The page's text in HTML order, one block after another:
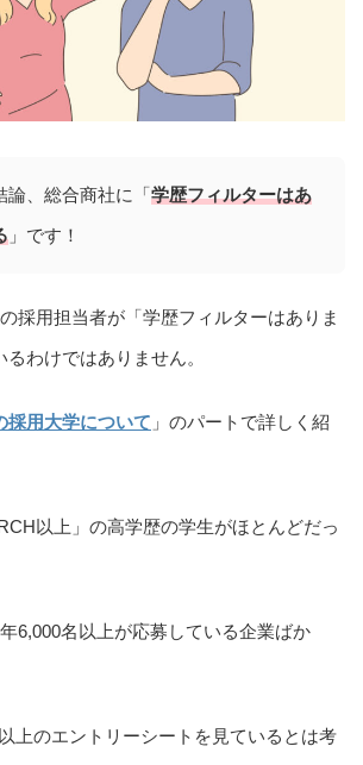
論、総合商社に「学歴フィルターはあ
」です！
採用担当者が「学歴フィルターはありま
わけではありません。
採用大学について 」のパートで詳しく紹
以上」の高学歴の学生がほとんどだっ
6,000名以上が応募している企業ばか
上のエントリーシートを見ているとは考